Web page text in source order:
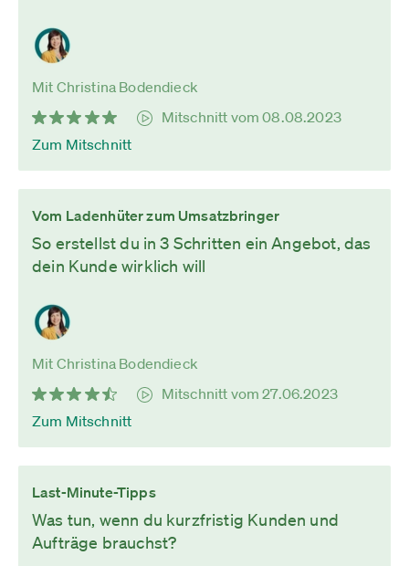
Mit Christina Bodendieck
Mitschnitt vom 08.08.2023
Zum Mitschnitt
Vom Ladenhüter zum Umsatzbringer
So erstellst du in 3 Schritten ein Angebot, das
dein Kunde wirklich will
Mit Christina Bodendieck
Mitschnitt vom 27.06.2023
Zum Mitschnitt
Last-Minute-Tipps
Was tun, wenn du kurzfristig Kunden und
Aufträge brauchst?